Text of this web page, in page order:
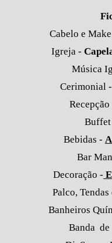
Cabelo e
Igreja -
Música
Cerimonial -
Recepção
Buffet
Bebidas -
Bar
Decoração -
Palco, Tendas
Banheiros
Banda de